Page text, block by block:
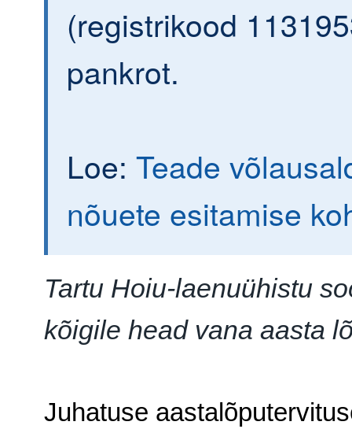
(registrikood
pankrot.
Loe: Teade
nõuete esitamise
Tartu Hoiu-laenuühistu
kõigile head vana aasta
Juhatuse